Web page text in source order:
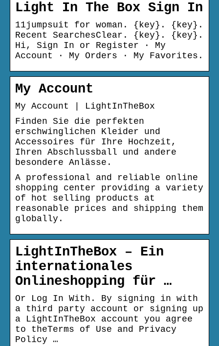
Light In The Box Sign In
11jumpsuit for woman. {key}. {key}.
Recent SearchesClear. {key}. {key}.
Hi, Sign In or Register · My
Account · My Orders · My Favorites.
My Account
My Account | LightInTheBox
Finden Sie die perfekten
erschwinglichen Kleider und
Accessoires für Ihre Hochzeit,
Ihren Abschlussball und andere
besondere Anlässe.
A professional and reliable online
shopping center providing a variety
of hot selling products at
reasonable prices and shipping them
globally.
LightInTheBox – Ein
internationales
Onlineshopping für …
Or Log In With. By signing in with
a third party account or signing up
a LightInTheBox account you agree
to theTerms of Use and Privacy
Policy …